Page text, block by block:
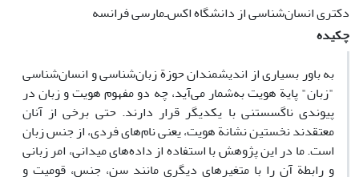
دکتری انسان‌شناسی از دانشگاه اکس‌ـ‌‌مارسی فرانسه
چکیده
به باور بسیاری از اندیشمندان حوزة زبان‌شناسی و انسان‌شناسی
"زبان" پایة هویت به‌شمار می‌آید، چه دو مفهوم هویت و زبان در
پیوندی ناگسستنی با یکدیگر قرار دارند. حتی برخی از آنان
معتقدند نخستین نشانة هویت، یعنی نام‌های فردی، از جنس زبان
است. ما در این پژوهش با استفاده از داده‌های میدانی، امر زبانی
و رابطة آن را با متغیرهای دیگری مانند سن، جنس، قومیت و